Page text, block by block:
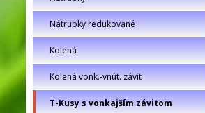
Nátrubky redukované
Kolená
Kolená vonk.-vnút. závit
T-Kusy s vonkajším závitom